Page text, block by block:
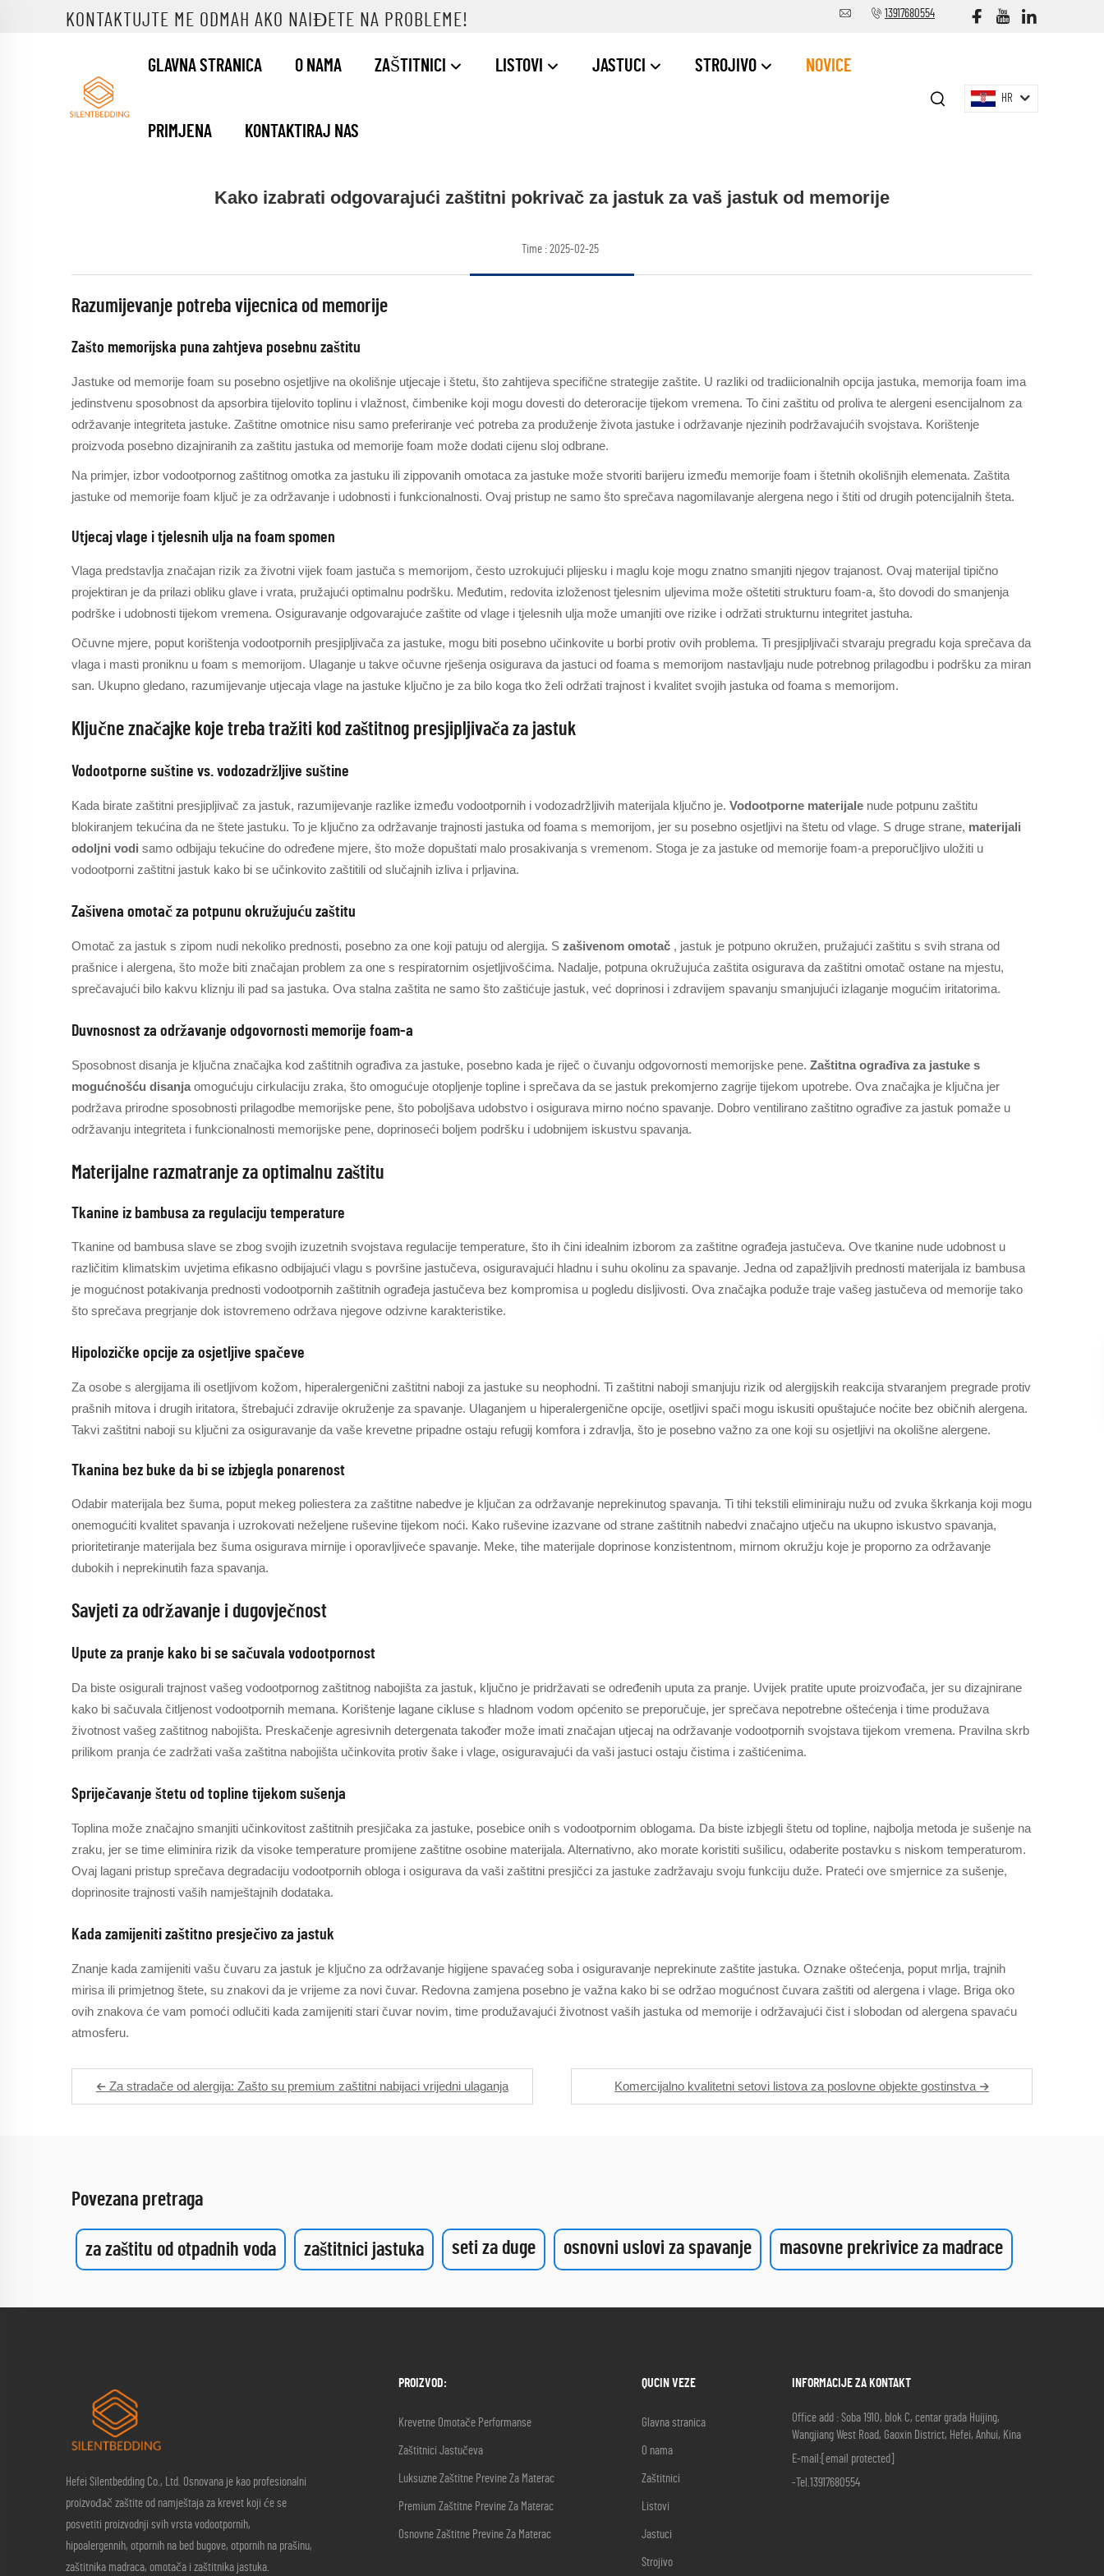
KONTAKTUJTE ME ODMAH AKO NAIĐETE NA PROBLEME! 13917680554
GLAVNA STRANICA O NAMA ZAŠTITNICI LISTOVI JASTUCI STROJIVO NOVICE
PRIMJENA KONTAKTIRAJ NAS
HR
Kako izabrati odgovarajući zaštitni pokrivač za jastuk za vaš jastuk od memorije
Time : 2025-02-25
Razumijevanje potreba vijecnica od memorije
Zašto memorijska puna zahtjeva posebnu zaštitu
Jastuke od memorije foam su posebno osjetljive na okolišnje utjecaje i štetu, što zahtijeva specifične strategije zaštite. U razliki od tradiicionalnih opcija jastuka, memorija foam ima
jedinstvenu sposobnost da apsorbira tijelovito toplinu i vlažnost, čimbenike koji mogu dovesti do deteroracije tijekom vremena. To čini zaštitu od proliva te alergeni esencijalnom za
održavanje integriteta jastuke. Zaštitne omotnice nisu samo preferiranje već potreba za produženje života jastuke i održavanje njezinih podržavajućih svojstava. Korištenje
proizvoda posebno dizajniranih za zaštitu jastuka od memorije foam može dodati cijenu sloj odbrane.
Na primjer, izbor vodootpornog zaštitnog omotka za jastuku ili zippovanih omotaca za jastuke može stvoriti barijeru između memorije foam i štetnih okolišnjih elemenata. Zaštita
jastuke od memorije foam ključ je za održavanje i udobnosti i funkcionalnosti. Ovaj pristup ne samo što sprečava nagomilavanje alergena nego i štiti od drugih potencijalnih šteta.
Utjecaj vlage i tjelesnih ulja na foam spomen
Vlaga predstavlja značajan rizik za životni vijek foam jastuča s memorijom, često uzrokujući plijesku i maglu koje mogu znatno smanjiti njegov trajanost. Ovaj materijal tipično
projektiran je da prilazi obliku glave i vrata, pružajući optimalnu podršku. Međutim, redovita izloženost tjelesnim uljevima može oštetiti strukturu foam-a, što dovodi do smanjenja
podrške i udobnosti tijekom vremena. Osiguravanje odgovarajuće zaštite od vlage i tjelesnih ulja može umanjiti ove rizike i održati strukturnu integritet jastuha.
Očuvne mjere, poput korištenja vodootpornih presjipljivača za jastuke, mogu biti posebno učinkovite u borbi protiv ovih problema. Ti presjipljivači stvaraju pregradu koja sprečava da
vlaga i masti proniknu u foam s memorijom. Ulaganje u takve očuvne rješenja osigurava da jastuci od foama s memorijom nastavljaju nude potrebnog prilagodbu i podršku za miran
san. Ukupno gledano, razumijevanje utjecaja vlage na jastuke ključno je za bilo koga tko želi održati trajnost i kvalitet svojih jastuka od foama s memorijom.
Ključne značajke koje treba tražiti kod zaštitnog presjipljivača za jastuk
Vodootporne suštine vs. vodozadržljive suštine
Kada birate zaštitni presjipljivač za jastuk, razumijevanje razlike između vodootpornih i vodozadržljivih materijala ključno je. Vodootporne materijale nude potpunu zaštitu
blokiranjem tekućina da ne štete jastuku. To je ključno za održavanje trajnosti jastuka od foama s memorijom, jer su posebno osjetljivi na štetu od vlage. S druge strane, materijali
odoljni vodi samo odbijaju tekućine do određene mjere, što može dopuštati malo prosakivanja s vremenom. Stoga je za jastuke od memorije foam-a preporučljivo uložiti u
vodootporni zaštitni jastuk kako bi se učinkovito zaštitili od slučajnih izliva i prljavina.
Zašivena omotač za potpunu okružujuću zaštitu
Omotač za jastuk s zipom nudi nekoliko prednosti, posebno za one koji patuju od alergija. S zašivenom omotač , jastuk je potpuno okružen, pružajući zaštitu s svih strana od
prašnice i alergena, što može biti značajan problem za one s respiratornim osjetljivošćima. Nadalje, potpuna okružujuća zaštita osigurava da zaštitni omotač ostane na mjestu,
sprečavajući bilo kakvu kliznju ili pad sa jastuka. Ova stalna zaštita ne samo što zaštićuje jastuk, već doprinosi i zdravijem spavanju smanjujući izlaganje mogućim iritatorima.
Duvnosnost za održavanje odgovornosti memorije foam-a
Sposobnost disanja je ključna značajka kod zaštitnih ograđiva za jastuke, posebno kada je riječ o čuvanju odgovornosti memorijske pene. Zaštitna ograđiva za jastuke s
mogućnošću disanja omogućuju cirkulaciju zraka, što omogućuje otopljenje topline i sprečava da se jastuk prekomjerno zagrije tijekom upotrebe. Ova značajka je ključna jer
podržava prirodne sposobnosti prilagodbe memorijske pene, što poboljšava udobstvo i osigurava mirno noćno spavanje. Dobro ventilirano zaštitno ograđive za jastuk pomaže u
održavanju integriteta i funkcionalnosti memorijske pene, doprinoseći boljem podršku i udobnijem iskustvu spavanja.
Materijalne razmatranje za optimalnu zaštitu
Tkanine iz bambusa za regulaciju temperature
Tkanine od bambusa slave se zbog svojih izuzetnih svojstava regulacije temperature, što ih čini idealnim izborom za zaštitne ograđeja jastučeva. Ove tkanine nude udobnost u
različitim klimatskim uvjetima efikasno odbijajući vlagu s površine jastučeva, osiguravajući hladnu i suhu okolinu za spavanje. Jedna od zapažljivih prednosti materijala iz bambusa
je mogućnost potakivanja prednosti vodootpornih zaštitnih ograđeja jastučeva bez kompromisa u pogledu disljivosti. Ova značajka poduže traje vašeg jastučeva od memorije tako
što sprečava pregrjanje dok istovremeno održava njegove odzivne karakteristike.
Hipolozičke opcije za osjetljive spačeve
Za osobe s alergijama ili osetljivom kožom, hiperalergenični zaštitni naboji za jastuke su neophodni. Ti zaštitni naboji smanjuju rizik od alergijskih reakcija stvaranjem pregrade protiv
prašnih mitova i drugih iritatora, štrebajući zdravije okruženje za spavanje. Ulaganjem u hiperalergenične opcije, osetljivi spači mogu iskusiti opuštajuće noćite bez običnih alergena.
Takvi zaštitni naboji su ključni za osiguravanje da vaše krevetne pripadne ostaju refugij komfora i zdravlja, što je posebno važno za one koji su osjetljivi na okolišne alergene.
Tkanina bez buke da bi se izbjegla ponarenost
Odabir materijala bez šuma, poput mekeg poliestera za zaštitne nabedve je ključan za održavanje neprekinutog spavanja. Ti tihi tekstili eliminiraju nužu od zvuka škrkanja koji mogu
onemogućiti kvalitet spavanja i uzrokovati neželjene ruševine tijekom noći. Kako ruševine izazvane od strane zaštitnih nabedvi značajno utječu na ukupno iskustvo spavanja,
prioritetiranje materijala bez šuma osigurava mirnije i oporavljiveće spavanje. Meke, tihe materijale doprinose konzistentnom, mirnom okružju koje je proporno za održavanje
dubokih i neprekinutih faza spavanja.
Savjeti za održavanje i dugovječnost
Upute za pranje kako bi se sačuvala vodootpornost
Da biste osigurali trajnost vašeg vodootpornog zaštitnog nabojišta za jastuk, ključno je pridržavati se određenih uputa za pranje. Uvijek pratite upute proizvođača, jer su dizajnirane
kako bi sačuvala čitljenost vodootpornih memana. Korištenje lagane cikluse s hladnom vodom općenito se preporučuje, jer sprečava nepotrebne oštećenja i time produžava
životnost vašeg zaštitnog nabojišta. Preskačenje agresivnih detergenata također može imati značajan utjecaj na održavanje vodootpornih svojstava tijekom vremena. Pravilna skrb
prilikom pranja će zadržati vaša zaštitna nabojišta učinkovita protiv šake i vlage, osiguravajući da vaši jastuci ostaju čistima i zaštićenima.
Spriječavanje štetu od topline tijekom sušenja
Toplina može značajno smanjiti učinkovitost zaštitnih presjičaka za jastuke, posebice onih s vodootpornim oblogama. Da biste izbjegli štetu od topline, najbolja metoda je sušenje na
zraku, jer se time eliminira rizik da visoke temperature promijene zaštitne osobine materijala. Alternativno, ako morate koristiti sušilicu, odaberite postavku s niskom temperaturom.
Ovaj lagani pristup sprečava degradaciju vodootpornih obloga i osigurava da vaši zaštitni presjičci za jastuke zadržavaju svoju funkciju duže. Prateći ove smjernice za sušenje,
doprinosite trajnosti vaših namještajnih dodataka.
Kada zamijeniti zaštitno presječivo za jastuk
Znanje kada zamijeniti vašu čuvaru za jastuk je ključno za održavanje higijene spavaćeg soba i osiguravanje neprekinute zaštite jastuka. Oznake oštećenja, poput mrlja, trajnih
mirisa ili primjetnog štete, su znakovi da je vrijeme za novi čuvar. Redovna zamjena posebno je važna kako bi se održao mogućnost čuvara zaštiti od alergena i vlage. Briga oko
ovih znakova će vam pomoći odlučiti kada zamijeniti stari čuvar novim, time produžavajući životnost vaših jastuka od memorije i održavajući čist i slobodan od alergena spavaću
atmosferu.
Za stradače od alergija: Zašto su premium zaštitni nabijaci vrijedni ulaganja Komercijalno kvalitetni setovi listova za poslovne objekte gostinstva
Povezana pretraga
za zaštitu od otpadnih voda zaštitnici jastuka seti za duge osnovni uslovi za spavanje masovne prekrivice za madrace
Hefei Silentbedding Co., Ltd. Osnovana je kao profesionalni
proizvođač zaštite od namještaja za krevet koji će se
posvetiti proizvodnji svih vrsta vodootpornih,
hipoalergennih, otpornih na bed bugove, otpornih na prašinu,
zaštitnika madraca, omotača i zaštitnika jastuka.
PROIZVOD:
Krevetne Omotače Performanse
Zaštitnici Jastučeva
Luksuzne Zaštitne Previne Za Materac
Premium Zaštitne Previne Za Materac
Osnovne Zaštitne Previne Za Materac
QUCIN VEZE
Glavna stranica
O nama
Zaštitnici
Listovi
Jastuci
Strojivo
INFORMACIJE ZA KONTAKT
Office add : Soba 1910, blok C, centar grada Huijing,
Wangjiang West Road, Gaoxin District, Hefei, Anhui, Kina
E-mail:[email protected]
-Tel.13917680554